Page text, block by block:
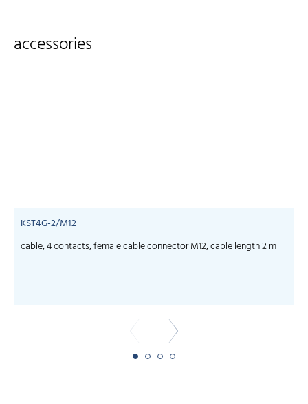
accessories
KST4G-2/M12
cable, 4 contacts, female cable connector M12, cable length 2 m